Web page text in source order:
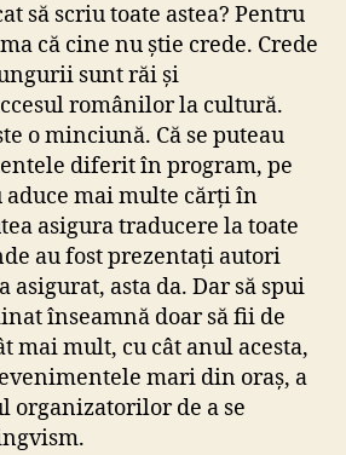
să scriu toate astea? Pentru
că cine nu știe crede. Crede
sunt răi și
românilor la cultură.
o minciună. Că se puteau
diferit în program, pe
aduce mai multe cărți în
asigura traducere la toate
au fost prezentați autori
asigurat, asta da. Dar să spui
înseamnă doar să fii de
mai mult, cu cât anul acesta,
mari din oraș, a
organizatorilor de a se